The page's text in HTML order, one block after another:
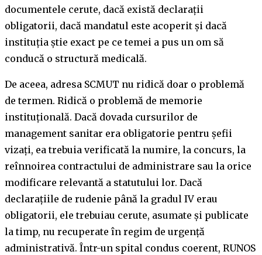
documentele cerute, dacă există declarații
obligatorii, dacă mandatul este acoperit și dacă
instituția știe exact pe ce temei a pus un om să
conducă o structură medicală.
De aceea, adresa SCMUT nu ridică doar o problemă
de termen. Ridică o problemă de memorie
instituțională. Dacă dovada cursurilor de
management sanitar era obligatorie pentru șefii
vizați, ea trebuia verificată la numire, la concurs, la
reînnoirea contractului de administrare sau la orice
modificare relevantă a statutului lor. Dacă
declarațiile de rudenie până la gradul IV erau
obligatorii, ele trebuiau cerute, asumate și publicate
la timp, nu recuperate în regim de urgență
administrativă. Într-un spital condus coerent, RUNOS